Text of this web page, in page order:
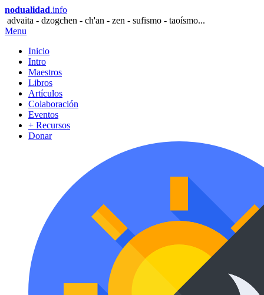
nodualidad.info
advaita - dzogchen - ch'an - zen - sufismo - taoísmo...
Menu
Inicio
Intro
Maestros
Libros
Artículos
Colaboración
Eventos
+ Recursos
Donar